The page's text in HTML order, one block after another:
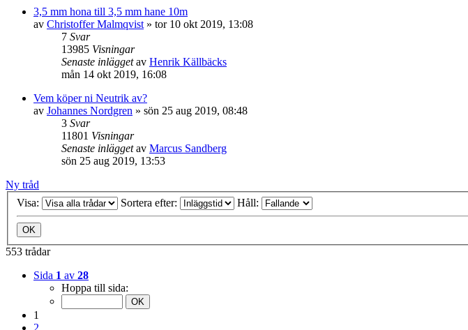
3,5 mm hona till 3,5 mm hane 10m
av Christoffer Malmqvist » tor 10 okt 2019, 13:08
7 Svar
13985 Visningar
Senaste inläggetav Henrik Källbäcks
mån 14 okt 2019, 16:08
Vem köper ni Neutrik av?
av Johannes Nordgren » sön 25 aug 2019, 08:48
3 Svar
11801 Visningar
Senaste inläggetav Marcus Sandberg
sön 25 aug 2019, 13:53
Ny tråd
Visa:
Sortera efter: Håll:
553 trådar
Sida 1 av 28
Hoppa till sida:
1
2